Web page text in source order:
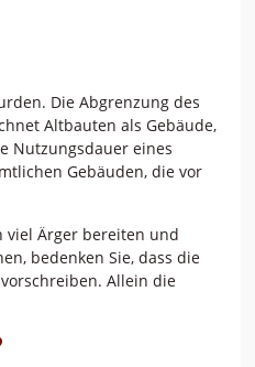
Die Abgrenzung des
Altbauten als Gebäude,
Nutzungsdauer eines
Gebäuden, die vor
viel Ärger bereiten und
bedenken Sie, dass die
Allein die